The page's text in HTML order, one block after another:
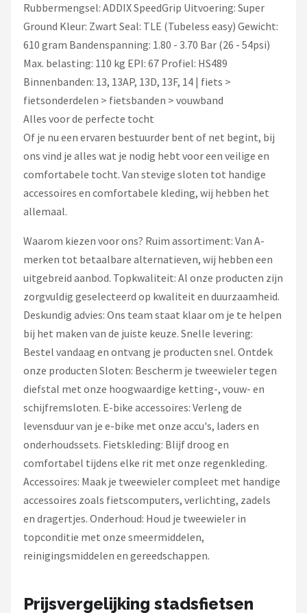
Rubbermengsel: ADDIX SpeedGrip Uitvoering: Super
Ground Kleur: Zwart Seal: TLE (Tubeless easy) Gewicht:
610 gram Bandenspanning: 1.80 - 3.70 Bar (26 - 54psi)
Max. belasting: 110 kg EPI: 67 Profiel: HS489
Binnenbanden: 13, 13AP, 13D, 13F, 14 | fiets >
fietsonderdelen > fietsbanden > vouwband
Alles voor de perfecte tocht
Of je nu een ervaren bestuurder bent of net begint, bij
ons vind je alles wat je nodig hebt voor een veilige en
comfortabele tocht. Van stevige sloten tot handige
accessoires en comfortabele kleding, wij hebben het
allemaal.
Waarom kiezen voor ons? Ruim assortiment: Van A-
merken tot betaalbare alternatieven, wij hebben een
uitgebreid aanbod. Topkwaliteit: Al onze producten zijn
zorgvuldig geselecteerd op kwaliteit en duurzaamheid.
Deskundig advies: Ons team staat klaar om je te helpen
bij het maken van de juiste keuze. Snelle levering:
Bestel vandaag en ontvang je producten snel. Ontdek
onze producten Sloten: Bescherm je tweewieler tegen
diefstal met onze hoogwaardige ketting-, vouw- en
schijfremsloten. E-bike accessoires: Verleng de
levensduur van je e-bike met onze accu's, laders en
onderhoudssets. Fietskleding: Blijf droog en
comfortabel tijdens elke rit met onze regenkleding.
Accessoires: Maak je tweewieler compleet met handige
accessoires zoals fietscomputers, verlichting, zadels
en dragertjes. Onderhoud: Houd je tweewieler in
topconditie met onze smeermiddelen,
reinigingsmiddelen en gereedschappen.
Prijsvergelijking stadsfietsen